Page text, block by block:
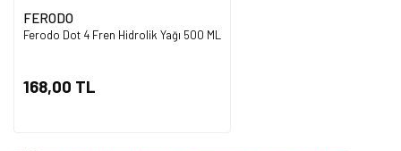
FERODO
Ferodo Dot 4 Fren Hidrolik Yağı 500 ML
168,00 TL